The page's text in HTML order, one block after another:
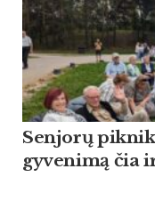
Sen­jorų
gy­ve­nimą čia